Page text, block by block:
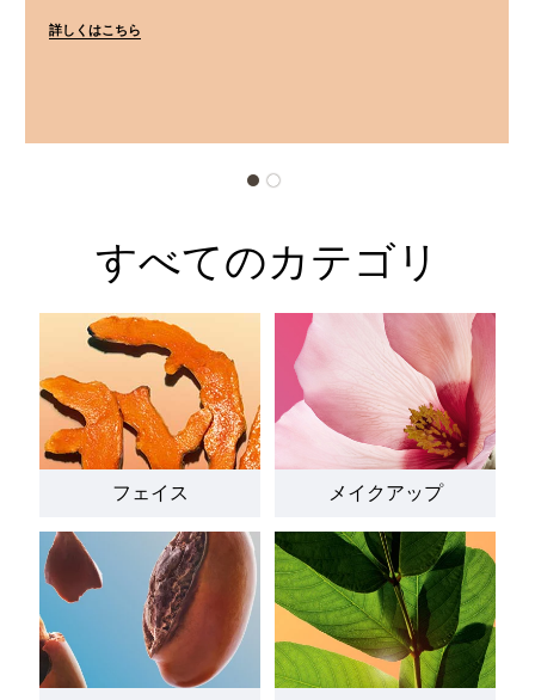
詳しくはこちら
すべてのカテゴリ
フェイス メイクアップ